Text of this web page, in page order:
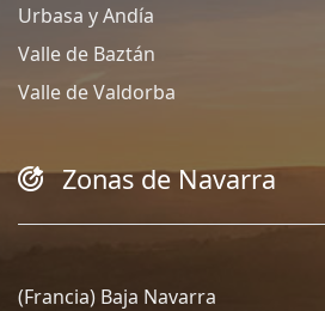
Urbasa y Andía
Valle de Baztán
Valle de Valdorba
Zonas de Navarra
(Francia) Baja Navarra